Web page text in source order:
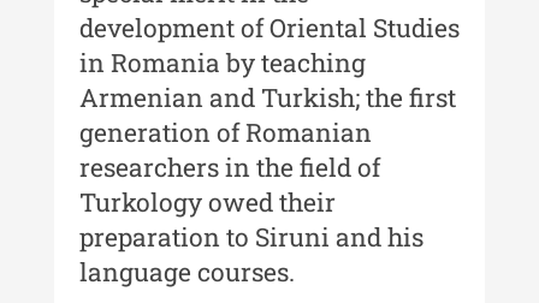
Anuarul Muzeului Etnografic al
Moldovei - XX / 2020
Indexul Complet
Buletinul Muzeului Științei și
Tehnicii ”Ștefan Procopiu”
Buletinul Muzeului Științei și
Tehnicii ”Ștefan Procopiu” - An
development of Oriental Studies
in Romania by teaching
Armenian and Turkish; the first
generation of Romanian
researchers in the field of
Turkology owed their
preparation to Siruni and his
language courses.